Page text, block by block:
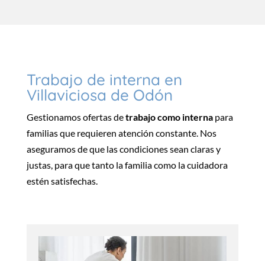
Trabajo de interna en
Villaviciosa de Odón
Gestionamos ofertas detrabajo como internapara
familias que requieren atención constante. Nos
aseguramos de que las condiciones sean claras y
justas, para que tanto la familia como la cuidadora
estén satisfechas.